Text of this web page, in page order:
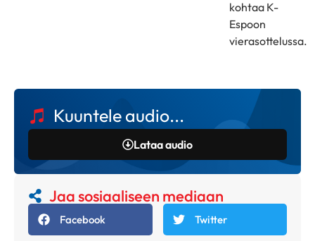
kohtaa K-
Espoon
vierasottelussa.
Kuuntele audio...
Lataa audio
Jaa sosiaaliseen mediaan
Facebook Twitter